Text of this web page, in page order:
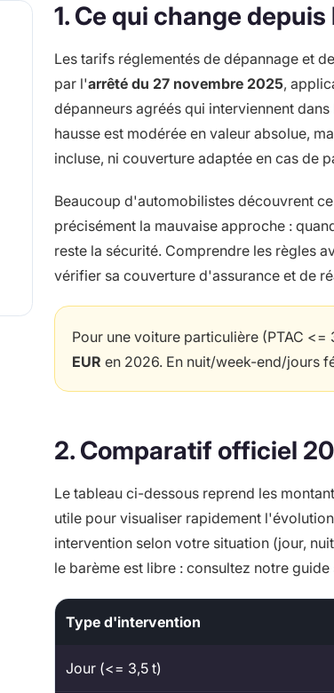
1. Ce qui change
Les tarifs réglementés de dépannage et
par l'arrêté du 27 novembre 2025,
dépanneurs agréés qui interviennent
hausse est modérée en valeur absolue,
incluse, ni couverture adaptée en cas de
Beaucoup d'automobilistes découvrent
précisément la mauvaise approche :
reste la sécurité. Comprendre les règles
vérifier sa couverture d'assurance et de
Pour une voiture particulière (PTAC
EUR en 2026. En nuit/week-end/jours
2. Comparatif officiel
Le tableau ci-dessous reprend les
utile pour visualiser rapidement
intervention selon votre situation (jour,
le barème est libre : consultez notre guide
Type d'intervention
Jour (<= 3,5 t)